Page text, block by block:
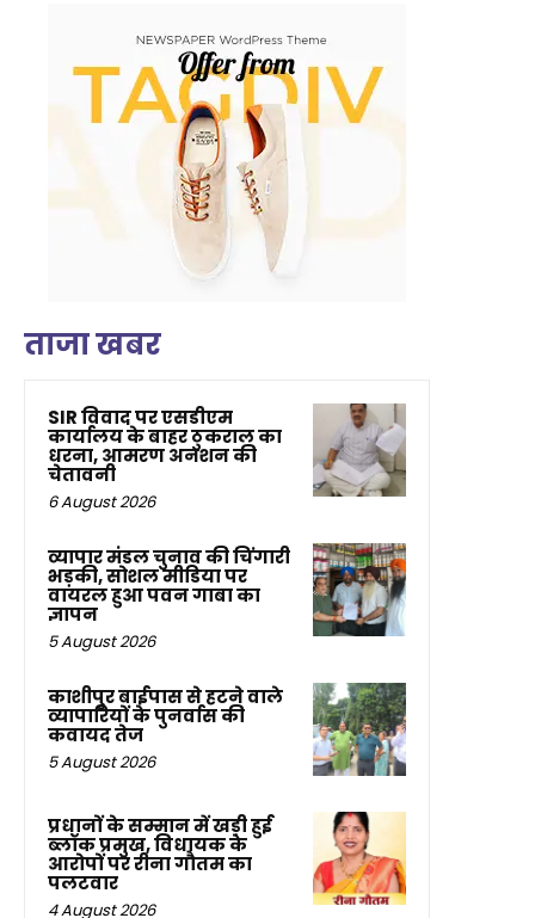
ताजा खबर
SIR विवाद पर एसडीएम
कार्यालय के बाहर ठुकराल का
धरना, आमरण अनशन की
चेतावनी
6 August 2026
व्यापार मंडल चुनाव की चिंगारी
भड़की, सोशल मीडिया पर
वायरल हुआ पवन गाबा का
ज्ञापन
5 August 2026
काशीपुर बाईपास से हटने वाले
व्यापारियों के पुनर्वास की
कवायद तेज
5 August 2026
प्रधानों के सम्मान में खड़ी हुई
ब्लॉक प्रमुख, विधायक के
आरोपों पर रीना गौतम का
पलटवार
4 August 2026